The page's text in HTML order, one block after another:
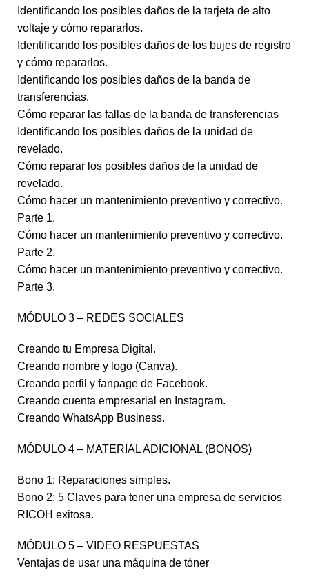
Identificando los posibles daños de la tarjeta de alto
voltaje y cómo repararlos.
Identificando los posibles daños de los bujes de registro
y cómo repararlos.
Identificando los posibles daños de la banda de
transferencias.
Cómo reparar las fallas de la banda de transferencias
Identificando los posibles daños de la unidad de
revelado.
Cómo reparar los posibles daños de la unidad de
revelado.
Cómo hacer un mantenimiento preventivo y correctivo.
Parte 1.
Cómo hacer un mantenimiento preventivo y correctivo.
Parte 2.
Cómo hacer un mantenimiento preventivo y correctivo.
Parte 3.
MÓDULO 3 – REDES SOCIALES
Creando tu Empresa Digital.
Creando nombre y logo (Canva).
Creando perfil y fanpage de Facebook.
Creando cuenta empresarial en Instagram.
Creando WhatsApp Business.
MÓDULO 4 – MATERIAL ADICIONAL (BONOS)
Bono 1: Reparaciones simples.
Bono 2: 5 Claves para tener una empresa de servicios
RICOH exitosa.
MÓDULO 5 – VIDEO RESPUESTAS
Ventajas de usar una máquina de tóner